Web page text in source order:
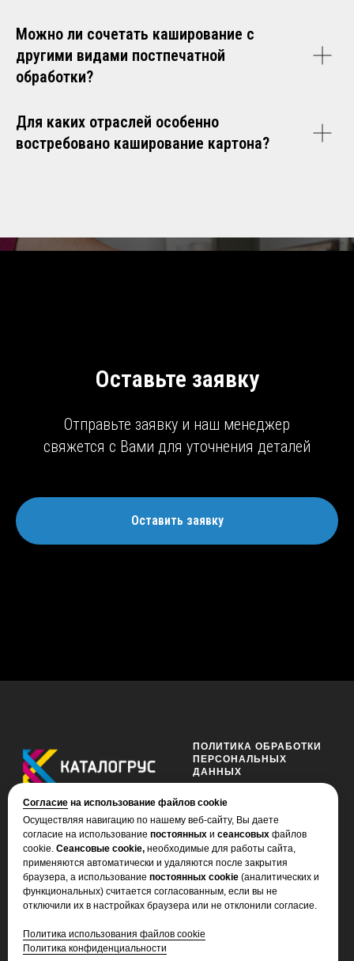
Согласие на использование файлов cookie
Осуществляя навигацию по нашему веб-сайту, Вы даете
согласие на использование постоянных и сеансовых файлов
cookie. Сеансовые cookie, необходимые для работы сайта,
применяются автоматически и удаляются после закрытия
браузера, а использование постоянных cookie (аналитических и
функциональных) считается согласованным, если вы не
отключили их в настройках браузера или не отклонили согласие.
Политика использования файлов cookie
Политика конфиденциальности
Можно ли сочетать каширование с
другими видами постпечатной
обработки?
Для каких отраслей особенно
востребовано каширование картона?
Оставьте заявку
Отправьте заявку и наш менеджер
свяжется с Вами для уточнения деталей
Оставить заявку
© Все права защищены 2026
ПОЛИТИКА ОБРАБОТКИ
ПЕРСОНАЛЬНЫХ
ДАННЫХ
Ознакомиться с политикой
СОТРУДНИЧЕСТВО
О компании
Стать партнёром
КОНТАКТЫ
+7 (929) 904-96-86